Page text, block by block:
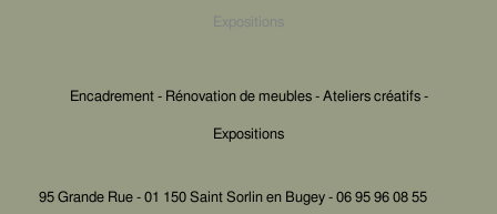
Expositions
Encadrement - Rénovation de meubles - Ateliers créatifs -
Expositions
95 Grande Rue - 01 150 Saint Sorlin en Bugey - 06 95 96 08 55